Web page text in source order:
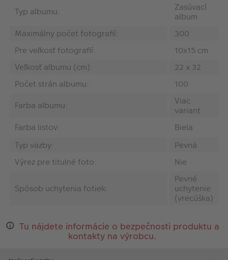
Typ albumu:
Zasúvací
album
Maximálny počet fotografií:
300
Pre veľkosť fotografií:
10x15 cm
Veľkosť albumu (cm):
22 x 32
Počet strán albumu:
100
Farba albumu:
Viac
variant
Farba listov:
Biela
Typ väzby:
Pevná
Výrez pre titulné foto:
Nie
Spôsob uchytenia fotiek:
Pevné
uchytenie
(vrecúška)
Tu nájdete informácie o bezpečnosti produktu a
kontakty na výrobcu.